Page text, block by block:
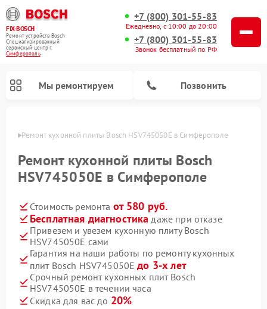
FIX-BOSCH
Ремонт устройств Bosch
Специализированный
cервисный центр г.
Симферополь
+7 (800) 301-55-83
Ежедневно, с 10:00 до 20:00
+7 (800) 301-55-83
Звонок бесплатный по РФ
Мы ремонтируем Позвонить
Ремонт кухонной плиты Bosch HSV745050E в Симферополе
Ремонт кухонной плиты Bosch
HSV745050E в Симферополе
Стоимость ремонта от 580 руб.
Бесплатная диагностика даже при отказе
Привезем и увезем кухонную плиту Bosch
HSV745050E сами
Гарантия на наши работы по ремонту кухонных
плит Bosch HSV745050Eдо 3-х лет
Срочный ремонт кухонных плит Bosch
HSV745050E в течении часа
Скидка для вас до 20%